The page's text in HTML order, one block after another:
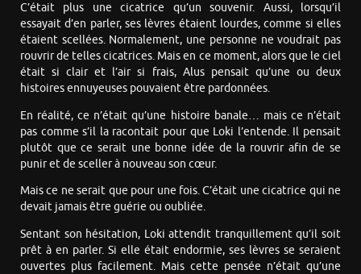
C’était plus une cicatrice qu’un souvenir. Aussi, lorsqu’il
essayait d’en parler, ses lèvres étaient lourdes, comme si elles
étaient scellées. Normalement, une personne ne voudrait pas
rouvrir de telles cicatrices. Mais en ce moment, alors que le ciel
était si clair et l’air si frais, Alus pensait qu’une ou deux
histoires ennuyeuses pouvaient être pardonnées.
En réalité, ce n’était qu’une histoire banale… mais ce n’était
pas comme s’il la racontait pour que Loki l’entende. Il pensait
plutôt que ce serait une bonne idée de la rouvrir afin de se
punir et de sceller à nouveau son cœur.
Mais ce ne serait que pour une fois. C’était une cicatrice qui ne
devait jamais être guérie ou oubliée.
Sentant son hésitation, Loki attendit tranquillement qu’il soit
prêt à en parler. Si elle était endormie, ses lèvres se seraient
ouvertes plus facilement. Mais cette pensée n’était qu’une